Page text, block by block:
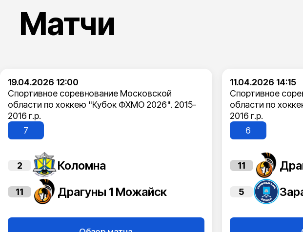
Матчи
19.04.2026 12:00
Спортивное соревнование Московской
области по хоккею "Кубок ФХМО 2026". 2015-
2016 г.р.
7
2 Коломна
11 Драгуны 1 Можайск
11.04.2026 14:15
Спортивное
области по
2016 г.р.
6
11
5